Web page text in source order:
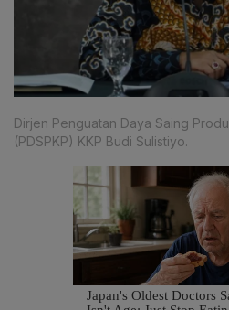
Dirjen Penguatan Daya Saing
(PDSPKP) KKP Budi Sulistiyo.